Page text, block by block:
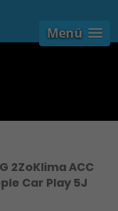
Menü
2ZoKlima ACC
Car Play 5J